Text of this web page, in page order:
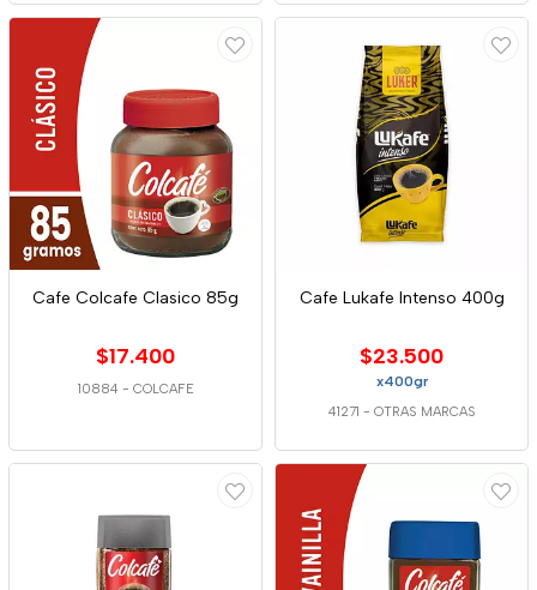
Cafe Colcafe Clasico 85g
$17.400
10884 - COLCAFE
Cafe Lukafe Intenso 400g
$23.500
x400gr
41271 - OTRAS MARCAS